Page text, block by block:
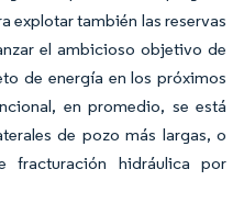
explotar también las reservas
el ambicioso objetivo de
de energía en los próximos
en promedio, se está
de pozo más largas, o
fracturación hidráulica por